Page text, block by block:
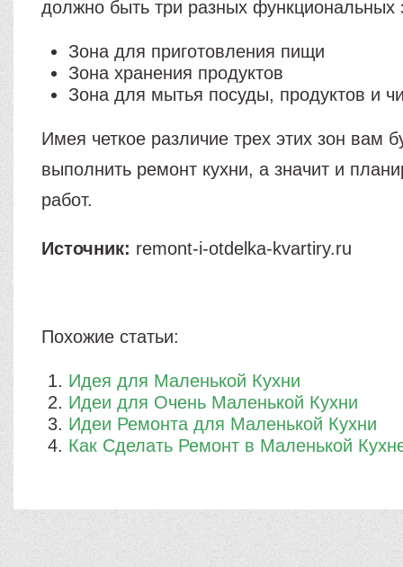
должно быть три разных функциональных
Зона для приготовления пищи
Зона хранения продуктов
Зона для мытья посуды, продуктов и
Имея четкое различие трех этих зон вам
выполнить ремонт кухни, а значит и
работ.
Источник: remont-i-otdelka-kvartiry.ru
Похожие статьи:
Идея для Маленькой Кухни
Идеи для Очень Маленькой Кухни
Идеи Ремонта для Маленькой Кухни
Как Сделать Ремонт в Маленькой